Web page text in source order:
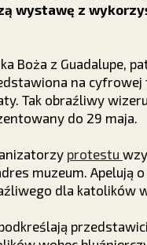
wystawę z
Boża z Guadalupe,
na
Tak obraźliwy
do 29 maja.
protestu
muzeum. Apelują
dla katolików
podkreślają